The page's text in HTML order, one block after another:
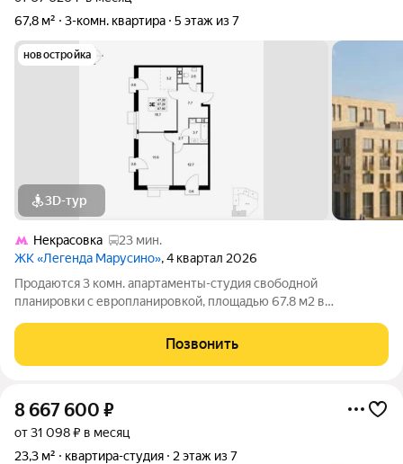
67,8 м²
3-комн. квартира 5 этаж из 7
новостройка
3D-тур
Некрасовка
23 мин.
ЖК «Легенда Марусино», 4 квартал 2026
Продаются 3 комн. апартаменты-студия свободной
планировки с европланировкой, площадью 67.8 м2 в
транспортом от м. Некрасовка. Возможен вариант покупки с
использованием ипотечных средств, есть
Позвонить
8 667 600 ₽
от 31 098 ₽ в месяц
23,3 м²
квартира-студия 2 этаж из 7